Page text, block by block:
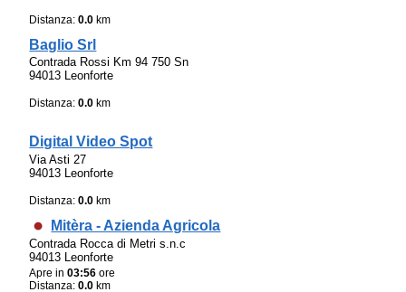
Distanza:0.0 km
Baglio Srl
Contrada Rossi Km 94 750 Sn
94013 Leonforte
Distanza:0.0 km
Digital Video Spot
Via Asti 27
94013 Leonforte
Distanza:0.0 km
Mitèra - Azienda Agricola
Contrada Rocca di Metri s.n.c
94013 Leonforte
Apre in03:56 ore
Distanza:0.0 km